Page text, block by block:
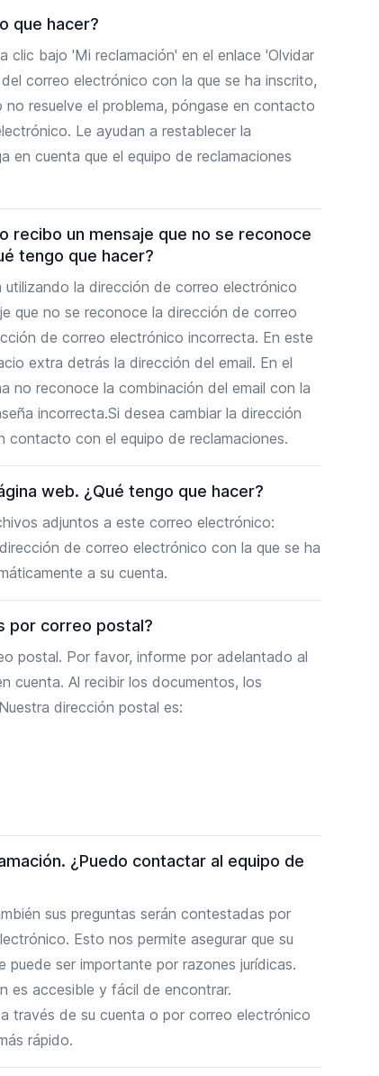
que hacer?
clic bajo 'Mi reclamación' en el enlace 'Olvidar
correo electrónico con la que se ha inscrito,
resuelve el problema, póngase en contacto
Le ayudan a restablecer la
en cuenta que el equipo de reclamaciones
recibo un mensaje que no se reconoce
tengo que hacer?
la dirección de correo electrónico
que no se reconoce la dirección de correo
de correo electrónico incorrecta. En este
extra detrás la dirección del email. En el
no reconoce la combinación del email con la
incorrecta.Si desea cambiar la dirección
contacto con el equipo de reclamaciones.
web. ¿Qué tengo que hacer?
adjuntos a este correo electrónico:
de correo electrónico con la que se ha
a su cuenta.
por correo postal?
postal. Por favor, informe por adelantado al
cuenta. Al recibir los documentos, los
dirección postal es:
¿Puedo contactar al equipo de
sus preguntas serán contestadas por
Esto nos permite asegurar que su
ser importante por razones jurídicas.
es accesible y fácil de encontrar.
través de su cuenta o por correo electrónico
rápido.